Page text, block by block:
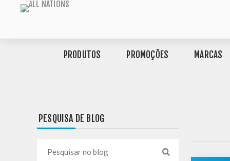
PRODUTOS PROMOÇÕES MARCAS
PESQUISA DE BLOG